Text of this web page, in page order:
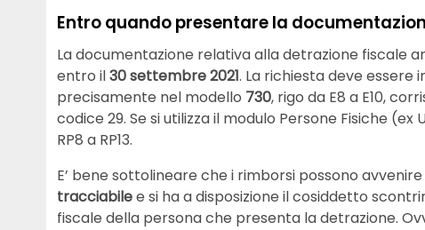
Entro quando presentare la
La documentazione relativa alla detrazione fiscale
entro il30 settembre 2021. La richiesta deve essere
precisamente nel modello 730, rigo da E8 a E10,
codice 29. Se si utilizza il modulo Persone Fisiche
RP8 a RP13.
E’ bene sottolineare che i rimborsi possono
tracciabilee si ha a disposizione il cosiddetto
fiscale della persona che presenta la detrazione.